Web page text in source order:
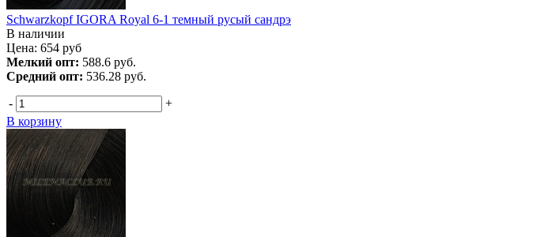
Schwarzkopf IGORA Royal 6-1 темный русый сандрэ
В наличии
Цена: 654 руб
Мелкий опт: 588.6 руб.
Средний опт: 536.28 руб.
-
+
В корзину